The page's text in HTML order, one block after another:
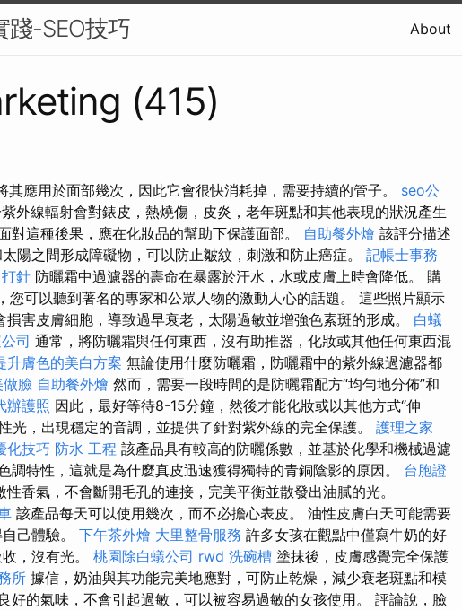
踐-SEO技巧 About
(415)
應用於面部幾次，因此它會很快消耗掉，需要持續的管子。 seo公
外線輻射會對錶皮，熱燒傷，皮炎，老年斑點和其他表現的狀況產生
對這種後果，應在化妝品的幫助下保護面部。 自助餐外燴 該評分描述
陽之間形成障礙物，可以防止皺紋，刺激和防止癌症。 記帳士事務
針 防曬霜中過濾器的壽命在暴露於汗水，水或皮膚上時會降低。 購
可以聽到著名的專家和公眾人物的激動人心的話題。 這些照片顯示
害皮膚細胞，導致過早衰老，太陽過敏並增強色素斑的形成。 白蟻
司 通常，將防曬霜與任何東西，沒有助推器，化妝或其他任何東西混
升膚色的美白方案 無論使用什麼防曬霜，防曬霜中的紫外線過濾器都
臉 自助餐外燴 然而，需要一段時間的是防曬霜配方“均勻地分佈”和
辦護照 因此，最好等待8-15分鐘，然後才能化妝或以其他方式“伸
光，出現穩定的音調，並提供了針對紫外線的完全保護。 護理之家
化技巧 防水 工程 該產品具有較高的防曬係數，並基於化學和機械過濾
調特性，這就是為什麼真皮迅速獲得獨特的青銅陰影的原因。 台胞證
香氣，不會斷開毛孔的連接，完美平衡並散發出油膩的光。
該產品每天可以使用幾次，而不必擔心表皮。 油性皮膚白天可能需要
己體驗。 下午茶外燴 大里整骨服務 許多女孩在觀點中僅寫牛奶的好
，沒有光。 桃園除白蟻公司 rwd 洗碗槽 塗抹後，皮膚感覺完全保護
所 據信，奶油與其功能完美地應對，可防止乾燥，減少衰老斑點和模
好的氣味，不會引起過敏，可以被容易過敏的女孩使用。 評論說，臉